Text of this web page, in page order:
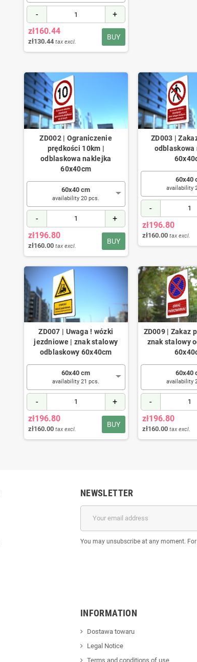
- +
BUY
zł160.44
zł130.44 tax excl.
ZD002 | Ograniczenie
prędkości 10km |
odblaskowa naklejka
60x40cm
60x40 cm
availability 20 pcs.
- +
BUY
zł196.80
zł160.00 tax excl.
ZD003 |
odblaskowa
60x40
availability
-
zł196.80
zł160.00 tax excl.
ZD007 | Uwaga ! wózki
jezdniowe | znak stalowy
odblaskowy 60x40cm
60x40 cm
availability 21 pcs.
- +
BUY
zł196.80
zł160.00 tax excl.
ZD009 | Zakaz
znak stalowy
60x40
availability
-
zł196.80
zł160.00 tax excl.
NEWSLETTER
You may unsubscribe at any moment.
INFORMATION
Dostawa towaru
Legal Notice
Terms and conditions of use